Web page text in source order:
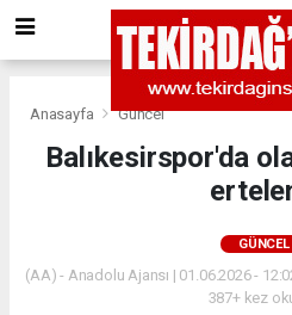
Anasayfa Güncel
Balıkesirspor'da
GÜNCEL
(AA) - Anadolu Ajansı | 01.06.2026 -
387+ kez